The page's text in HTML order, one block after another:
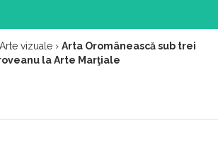
Arte vizuale › Arta Oromânească sub trei
la Arte Marţiale